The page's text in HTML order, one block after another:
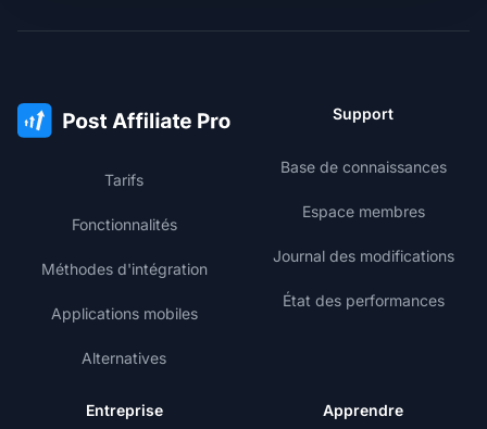
Tarifs
Fonctionnalités
Méthodes d'intégration
Applications mobiles
Alternatives
Support
Base de connaissances
Espace membres
Journal des modifications
État des performances
Entreprise Apprendre